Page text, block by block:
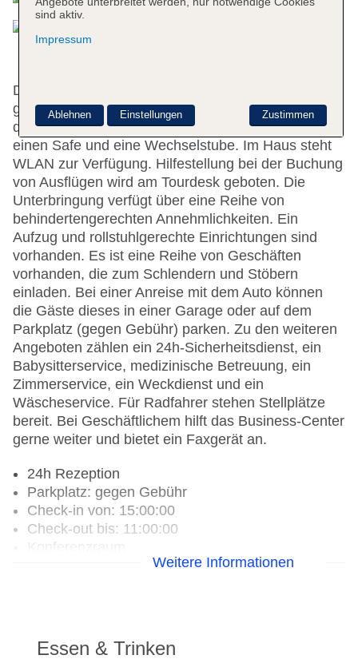
Das freundliche Personal an der Rezeption ist
gerne bei allen Fragen behilflich. Die Einrichtung
des Hotels umfasst eine Gepäckaufbewahrung,
einen Safe und eine Wechselstube. Im Haus steht
WLAN zur Verfügung. Hilfestellung bei der Buchung
von Ausflügen wird am Tourdesk geboten. Die
Unterbringung verfügt über eine Reihe von
behindertengerechten Annehmlichkeiten. Ein
Aufzug und rollstuhlgerechte Einrichtungen sind
vorhanden. Es ist eine Reihe von Geschäften
vorhanden, die zum Schlendern und Stöbern
einladen. Bei einer Anreise mit dem Auto können
die Gäste dieses in einer Garage oder auf dem
Parkplatz (gegen Gebühr) parken. Zu den weiteren
Angeboten zählen ein 24h-Sicherheitsdienst, ein
Babysitterservice, medizinische Betreuung, ein
Zimmerservice, ein Weckdienst und ein
Wäscheservice. Für Radfahrer stehen Stellplätze
bereit. Bei Geschäftlichem hilft das Business-Center
gerne weiter und bietet ein Faxgerät an.
24h Rezeption
Parkplatz: gegen Gebühr
Check-in von: 15:00:00
Check-out bis: 11:00:00
Konferenzraum
Lift
Anzahl der Konferenzräume: 1
Weitere Informationen
Essen & Trinken
sind aktiv.
Impressum
Zustimmen
Ablehnen Einstellungen